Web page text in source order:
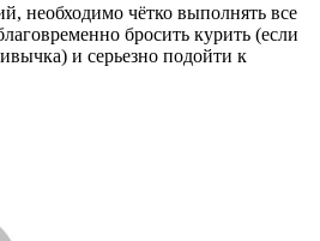
необходимо чётко выполнять все
бросить курить (если
и серьезно подойти к